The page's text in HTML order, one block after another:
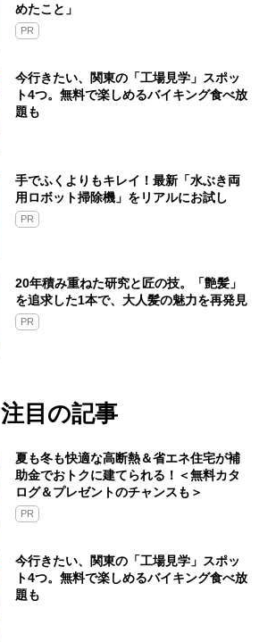
めたこと」
PR
今行きたい、関東の「工場見学」スポッ
ト4つ。無料で楽しめるバイキング食べ放
題も
手でふくよりもキレイ！最新「水ぶき両
用ロボット掃除機」をリアルにお試し
PR
20年積み重ねた研究と匠の技。「艶髪」
を追求した1本で、大人髪の魅力を再発見
PR
注目の記事
夏も冬も快適な高断熱＆省エネ住宅が補
助金でおトクに建てられる！＜無料カタ
ログ＆プレゼントのチャンスも＞
PR
今行きたい、関東の「工場見学」スポッ
ト4つ。無料で楽しめるバイキング食べ放
題も